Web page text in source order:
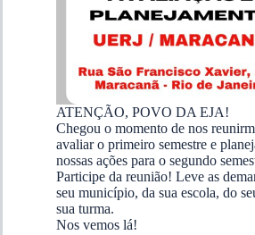
ATENÇÃO, POVO DA EJA!
Chegou o momento de nos
avaliar o primeiro semestre e
nossas ações para o segundo
Participe da reunião! Leve as
seu município, da sua escola, do
sua turma.
Nos vemos lá!